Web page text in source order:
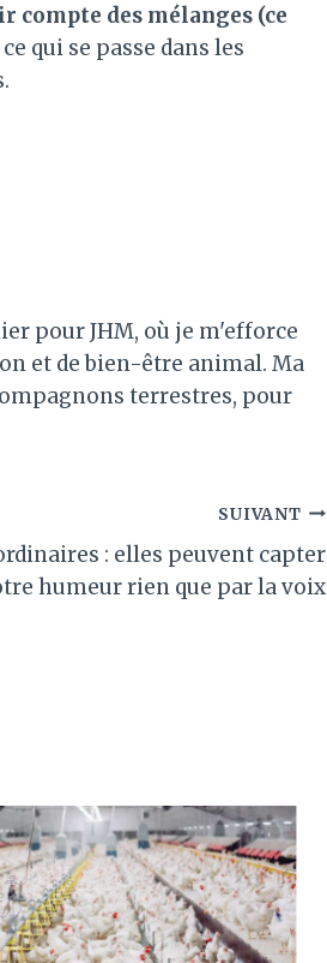
compte des mélanges (ce
qui se passe dans les
pour JHM, où je m'efforce
et de bien-être animal. Ma
terrestres, pour
SUIVANT
: elles peuvent capter
humeur rien que par la voix